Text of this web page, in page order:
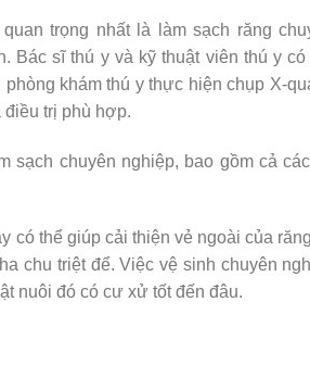
trọng nhất là làm sạch răng
Bác sĩ thú y và kỹ thuật viên thú y có
khám thú y thực hiện chụp X-
điều trị phù hợp.
sạch chuyên nghiệp, bao gồm cả
có thể giúp cải thiện vẻ ngoài của
chu triệt để. Việc vệ sinh chuyên
nuôi đó có cư xử tốt đến đâu.